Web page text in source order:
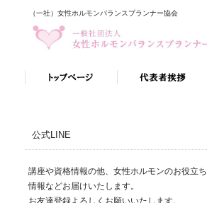
（一社）女性ホルモンバランスプランナー協会
公式LINE
講座や資格情報の他、女性ホルモンのお役立ち
情報などお届けいたします。
お友達登録よろしくお願いいたします。